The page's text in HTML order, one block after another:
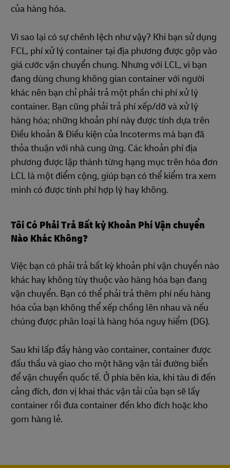
của hàng hóa.
Vì sao lại có sự chênh lệch như vậy? Khi bạn sử dụng
FCL, phí xử lý container tại địa phương được gộp vào
giá cước vận chuyển chung. Nhưng với LCL, vì bạn
đang dùng chung không gian container với người
khác nên bạn chỉ phải trả một phần chi phí xử lý
container. Bạn cũng phải trả phí xếp/dỡ và xử lý
hàng hóa; những khoản phí này được tính dựa trên
Điều khoản & Điều kiện của Incoterms mà bạn đã
thỏa thuận với nhà cung ứng. Các khoản phí địa
phương được lập thành từng hạng mục trên hóa đơn
LCL là một điểm cộng, giúp bạn có thể kiểm tra xem
mình có được tính phí hợp lý hay không.
Tôi Có Phải Trả Bất kỳ Khoản Phí Vận chuyển
Nào Khác Không?
Việc bạn có phải trả bất kỳ khoản phí vận chuyển nào
khác hay không tùy thuộc vào hàng hóa bạn đang
vận chuyển. Bạn có thể phải trả thêm phí nếu hàng
hóa của bạn không thể xếp chồng lên nhau và nếu
chúng được phân loại là hàng hóa nguy hiểm (DG).
Sau khi lấp đầy hàng vào container, container được
đấu thầu và giao cho một hãng vận tải đường biển
để vận chuyển quốc tế. Ở phía bên kia, khi tàu đi đến
cảng đích, đơn vị khai thác vận tải của bạn sẽ lấy
container rồi đưa container đến kho đích hoặc kho
gom hàng lẻ.